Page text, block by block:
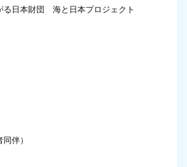
る日本財団 海と日本プロジェクト
伴）